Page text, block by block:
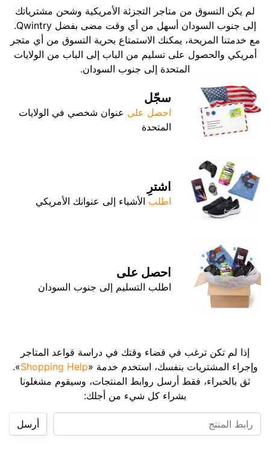
لم يكن التسوق من متاجر التجزئة الأمريكية وشحن مشترياتك
إلى جنوب السودان أسهل من أي وقت مضى بفضل Qwintry.
مع خدمتنا المريحة، يمكنك الاستمتاع بحرية التسوق من أي متجر
أمريكي والحصول على تسليم من الباب إلى الباب من الولايات
المتحدة إلى جنوب السودان.
سجّل
احصل على عنوان شخصي في الولايات
المتحدة
اشترِ
اطلب الأشياء إلى عنوانك الأمريكي
احصل على
اطلب التسليم إلى جنوب السودان
إذا لم تكن ترغب في قضاء وقتك في دراسة قواعد المتاجر
وإجراء المشتريات بنفسك، استخدم خدمة «Shopping Help
».
ثق بالخبراء، فقط أرسل روابط المنتجات، وسيقوم مشغلونا
بشراء كل شيء من أجلك:
أرسل